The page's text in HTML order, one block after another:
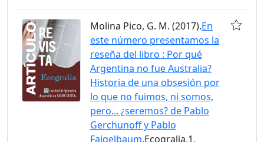
Molina Pico, G. M. (2017).En
este número presentamos la
reseña del libro : Por qué
Argentina no fue Australia?
Historia de una obsesión por
lo que no fuimos, ni somos,
pero... ¿seremos? de Pablo
Gerchunoff y Pablo
Fajgelbaum.Ecogralia,1,